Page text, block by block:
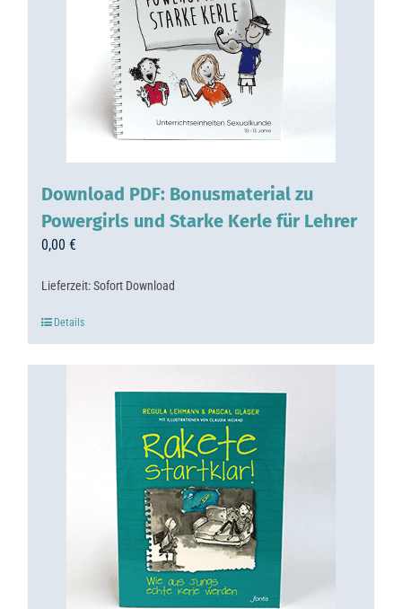
Download PDF: Bonusmaterial zu
Powergirls und Starke Kerle für Lehrer
0,00 €
Lieferzeit:Sofort Download
Details